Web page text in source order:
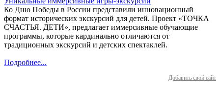
Ко Дню Победы в России представили инновационный
формат исторических экскурсий для детей. Проект «ТОЧКА
СЧАСТЬЯ. ДЕТИ», предлагает иммерсивные обучающие
программы, которые кардинально отличаются от
традиционных экскурсий и детских спектаклей.
Подробнее...
Добавить свой сайт